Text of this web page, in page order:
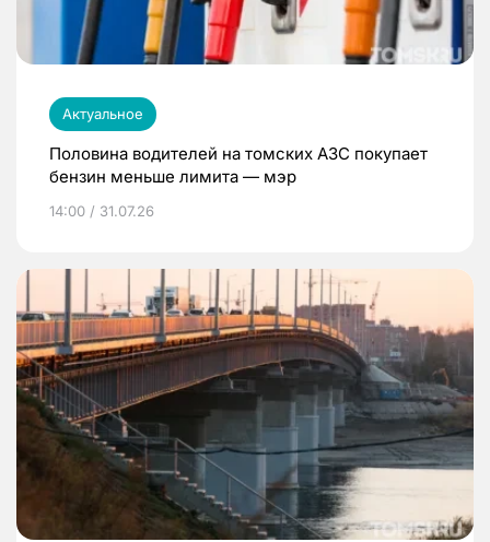
Актуальное
Половина водителей на томских АЗС покупает
бензин меньше лимита — мэр
14:00 / 31.07.26